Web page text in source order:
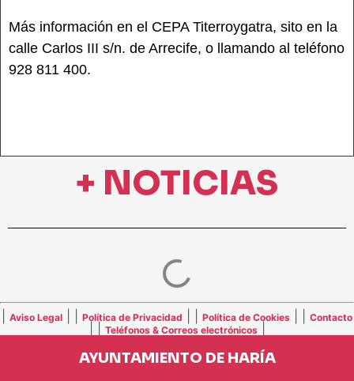
Más información en el CEPA Titerroygatra, sito en la
calle Carlos III s/n. de Arrecife, o llamando al teléfono
928 811 400.
+ NOTICIAS
Aviso Legal Política de Privacidad Política de Cookies Contacto
Teléfonos & Correos electrónicos|
AYUNTAMIENTO DE HARÍA